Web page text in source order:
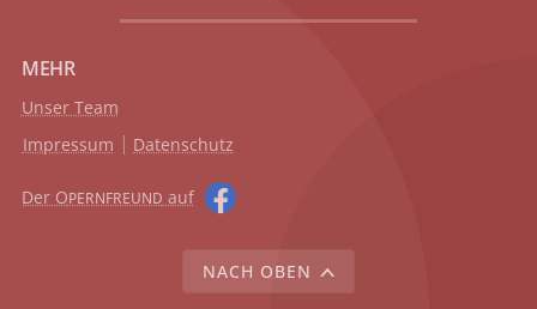
MEHR
Unser Team
Impressum
Datenschutz
Der OPERNFREUND auf
NACH OBEN